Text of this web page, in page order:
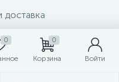
доставка
0 0
Корзина Войти